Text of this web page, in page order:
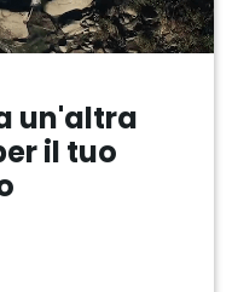
un'altra
il tuo